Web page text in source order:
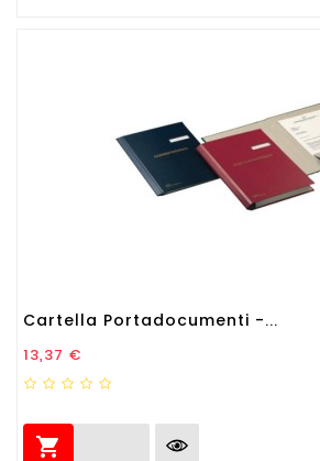
Cartella Portadocumenti -...
Prezzo
13,37 €
